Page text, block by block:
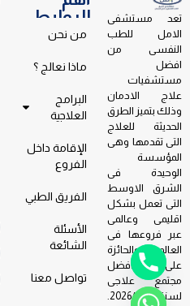
تعد مستشفى
الامل للطب
النفسى من
افضل
مستشفيات
علاج الادمان
وذلك بتميز الطرق
الحديثة للعلاج
التى تقدمها وهى
المؤسسة
الوحيدة فى
الشرق الاوسط
التى تعمل بشكل
اقليمى وعالمى
عبر فروعها فى
العالم والحائزة
على جائزة افضل
مجتمع علاجى
لسنة 2026/2023.
الروابط
من نحن
ماذا نعالج ؟
البرامج
العلاجية
الإقامة داخل
الفروع
الفريق الطبي
الأسئلة
الشائعة
تواصل معنا